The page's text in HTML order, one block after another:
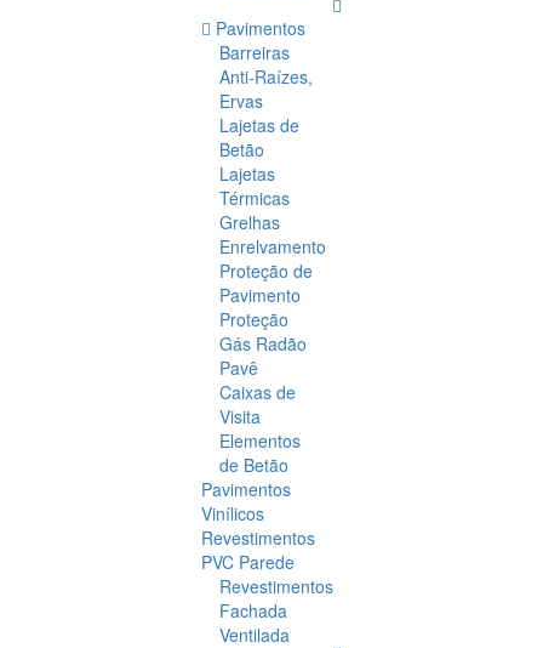
Pavimentos
Barreiras
Anti-Raízes,
Ervas
Lajetas de
Betão
Lajetas
Térmicas
Grelhas
Enrelvamento
Proteção de
Pavimento
Proteção
Gás Radão
Pavê
Caixas de
Visita
Elementos
de Betão
Pavimentos
Vinílicos
Revestimentos
PVC Parede
Revestimentos
Fachada
Ventilada